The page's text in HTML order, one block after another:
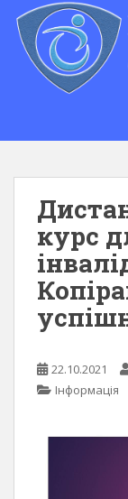
курс
22.10.2021
Інформація